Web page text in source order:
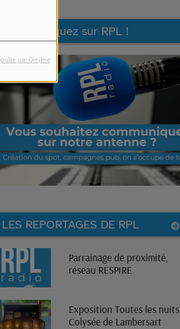
par Orejime
Communiquez sur RPL !
LES REPORTAGES DE RPL
Parrainage de proximité,
réseau RESPIRE
Exposition Toutes les nuits
Colysée de Lambersart